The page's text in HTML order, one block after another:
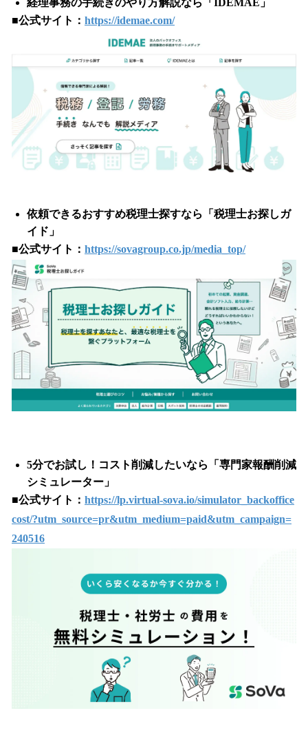
■公式サイト： https://idemae.com/
依頼できるおすすめ税理士探すなら「税理士お探しガ
イド」
■公式サイト： https://sovagroup.co.jp/media_top/
5分でお試し！コスト削減したいなら「専門家報酬削減
シミュレーター」
■公式サイト： https://lp.virtual-sova.io/simulator_backoffice
cost/?utm_source=pr&utm_medium=paid&utm_campaign=
240516